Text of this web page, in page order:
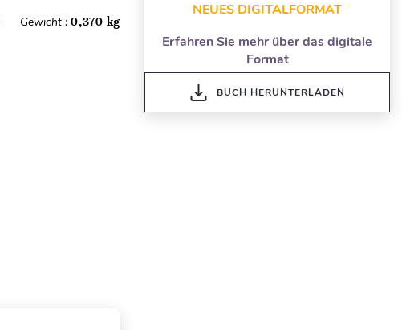
Gewicht :0,370 kg
NEUES DIGITALFORMAT
Erfahren Sie mehr über das digitale
Format
BUCH HERUNTERLADEN